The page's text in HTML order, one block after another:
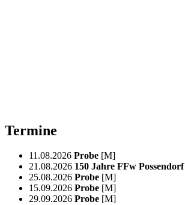
Termine
11.08.2026 Probe [M]
21.08.2026 150 Jahre FFw Possendorf
25.08.2026 Probe [M]
15.09.2026 Probe [M]
29.09.2026 Probe [M]